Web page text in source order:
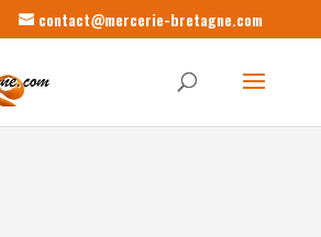
contact@mercerie-bretagne.com